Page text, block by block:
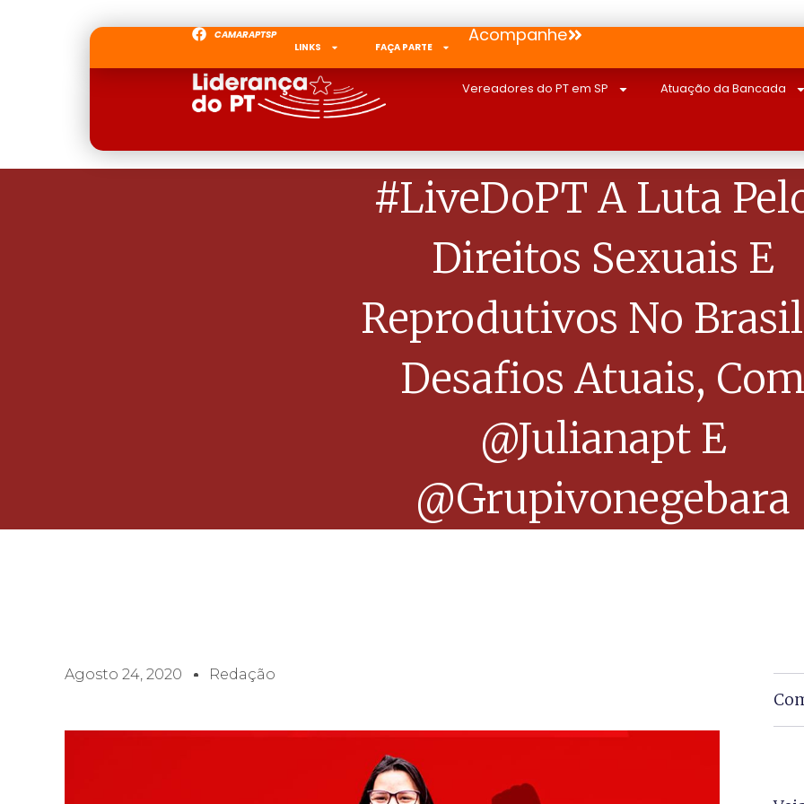
CAMARAPTSP
LINKS
FAÇA PARTE
Acompanhe
Vereadores do PT em SP Atuação da Bancada
#LiveDoPT A Luta
Direitos Sexuais E
Reprodutivos No
Desafios Atuais, Com
@julianapt E
@grupivonegebara
Agosto 24, 2020 Redação